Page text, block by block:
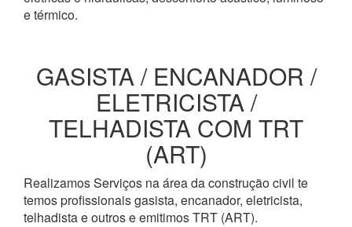
e térmico.
GASISTA / ENCANADOR /
ELETRICISTA /
TELHADISTA COM TRT
(ART)
Realizamos Serviços na área da construção civil te
temos profissionais gasista, encanador, eletricista,
telhadista e outros e emitimos TRT (ART).